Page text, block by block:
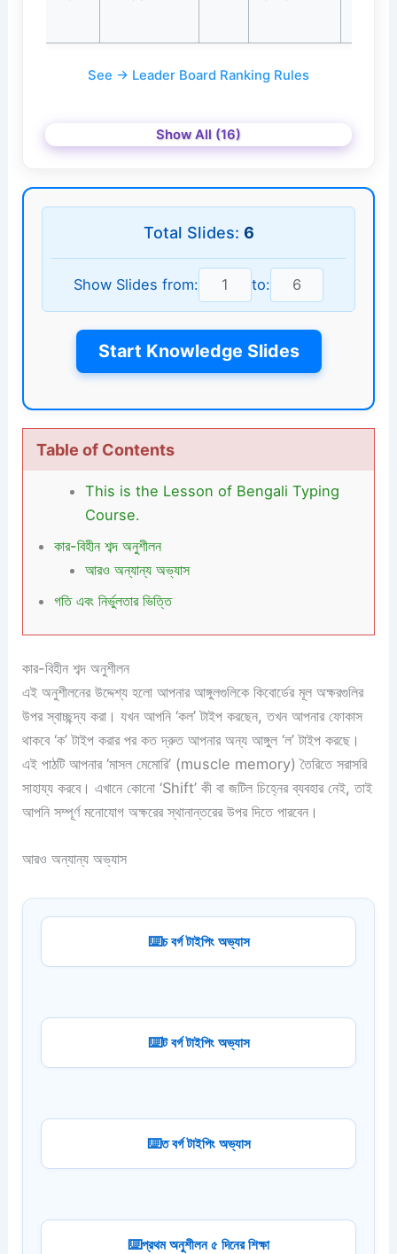
See → Leader Board Ranking Rules
Show All (16)
Total Slides: 6
Show Slides from: to:
Start Knowledge Slides
Table of Contents
This is the Lesson of Bengali Typing
Course.
কার-বিহীন শব্দ অনুশীলন
আরও অন্যান্য অভ্যাস
গতি এবং নির্ভুলতার ভিত্তি
কার-বিহীন শব্দ অনুশীলন
এই অনুশীলনের উদ্দেশ্য হলো আপনার আঙ্গুলগুলিকে কিবোর্ডের মূল অক্ষরগুলির
উপর স্বাচ্ছন্দ্য করা। যখন আপনি ‘কল’ টাইপ করছেন, তখন আপনার ফোকাস
থাকবে ‘ক’ টাইপ করার পর কত দ্রুত আপনার অন্য আঙ্গুল ‘ল’ টাইপ করছে।
এই পাঠটি আপনার ‘মাসল মেমোরি’ (muscle memory) তৈরিতে সরাসরি
সাহায্য করবে। এখানে কোনো ‘Shift’ কী বা জটিল চিহ্নের ব্যবহার নেই, তাই
আপনি সম্পূর্ণ মনোযোগ অক্ষরের স্থানান্তরের উপর দিতে পারবেন।
আরও অন্যান্য অভ্যাস
চ বর্গ টাইপিং অভ্যাস
ট বর্গ টাইপিং অভ্যাস
ত বর্গ টাইপিং অভ্যাস
প্রথম অনুশীলন ৫ দিনের শিক্ষা